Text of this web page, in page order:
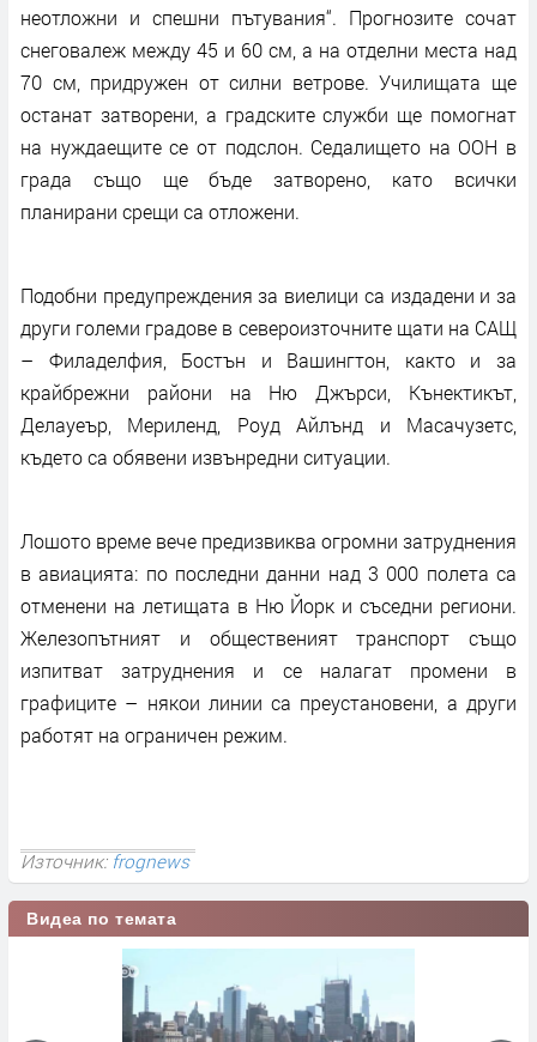
неотложни и спешни пътувания“. Прогнозите сочат
снеговалеж между 45 и 60 см, а на отделни места над
70 см, придружен от силни ветрове. Училищата ще
останат затворени, а градските служби ще помогнат
на нуждаещите се от подслон. Седалището на ООН в
града също ще бъде затворено, като всички
планирани срещи са отложени.
Подобни предупреждения за виелици са издадени и за
други големи градове в североизточните щати на САЩ
– Филаделфия, Бостън и Вашингтон, както и за
крайбрежни райони на Ню Джърси, Кънектикът,
Делауеър, Мериленд, Роуд Айлънд и Масачузетс,
където са обявени извънредни ситуации.
Лошото време вече предизвиква огромни затруднения
в авиацията: по последни данни над 3 000 полета са
отменени на летищата в Ню Йорк и съседни региони.
Железопътният и общественият транспорт също
изпитват затруднения и се налагат промени в
графиците – някои линии са преустановени, а други
работят на ограничен режим.
Източник:frognews
Видеа по темата